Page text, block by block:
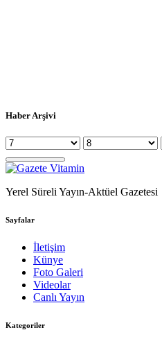
Haber Arşivi
Yerel Süreli Yayın-Aktüel Gazetesi
Sayfalar
İletişim
Künye
Foto Galeri
Videolar
Canlı Yayın
Kategoriler